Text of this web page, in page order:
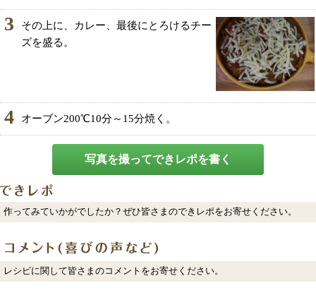
3
その上に、カレー、最後にとろけるチー
ズを盛る。
4 オーブン200℃10分～15分焼く。
写真を撮ってできレポを書く
作ってみていかがでしたか？ぜひ皆さまのできレポをお寄せください。
レシピに関して皆さまのコメントをお寄せください。